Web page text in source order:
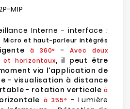
MIP
Interne - interface :
Micro et haut-parleur intègrés
à 360° -Avec deux
et horizontaux, il peut être
via l'application de
- visualisation à distance
- rotation verticale à
à 355° - Lumière